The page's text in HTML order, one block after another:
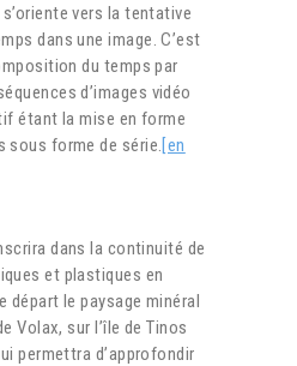
vers la tentative
dans une image. C’est
du temps par
d’images vidéo
étant la mise en forme
sous forme de série.[en
dans la continuité de
et plastiques en
départ le paysage minéral
Volax, sur l’île de Tinos
permettra d’approfondir